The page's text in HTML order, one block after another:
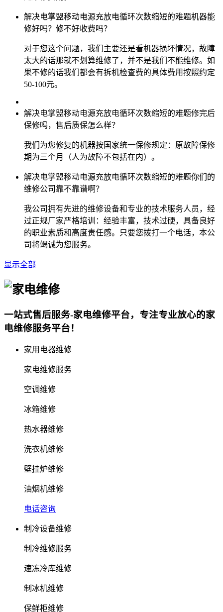
解决电掌盟移动电源充放电循环次数缩短的难题机器能
修好吗？修不好收费吗？
对于您这个问题，我们主要还是看机器损坏情况，故障
太大的话那就不划算维修了，并不是我们不能维修。如
果不修的话我们都会有拆机检查费的具体费用按照约定
50-100元。
解决电掌盟移动电源充放电循环次数缩短的难题修完后
保修吗，售后质保怎么样？
我们为您修复的机器按国家统一保修规定：原故障保修
期为三个月（人为故障不包括在内）。
解决电掌盟移动电源充放电循环次数缩短的难题你们的
维修公司靠不靠谱啊？
我公司拥有先进的维修设备和专业的技术服务人员，经
过正规厂家严格培训：经验丰富，技术过硬，具备良好
的职业素质和高度责任感。只要您拨打一个电话，本公
司将竭诚为您服务。
显示全部
一站式售后服务-家电维修平台，专注专业放心的家
电维修服务平台！
家用电器维修
家电维修服务
空调维修
冰箱维修
热水器维修
洗衣机维修
壁挂炉维修
油烟机维修
电话咨询
制冷设备维修
制冷维修服务
速冻冷库维修
制冰机维修
保鲜柜维修